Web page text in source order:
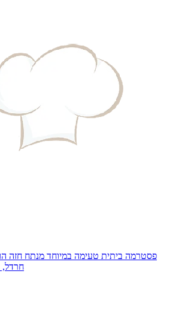
פסטרמה ביתית טעימה במיוחד מנתח חזה
חרדל,